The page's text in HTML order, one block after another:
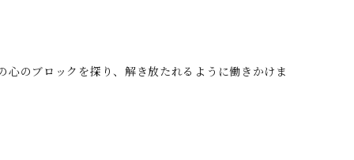
のブロックを探り、解き放たれるように働きかけま